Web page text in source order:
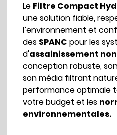
Le Filtre Compact
une solution fiable,
l’environnement et
des SPANC pour les
d'assainissement
conception robuste,
son média filtrant
performance optimale
votre budget et les
environnementales.